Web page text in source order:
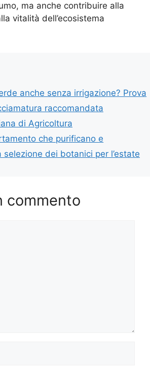
ma anche contribuire alla
vitalità dell’ecosistema
anche senza irrigazione? Prova
raccomandata
di Agricoltura
che purificano e
selezione dei botanici per l’estate
commento